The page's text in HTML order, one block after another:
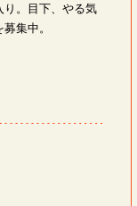
り。目下、やる気
集中。